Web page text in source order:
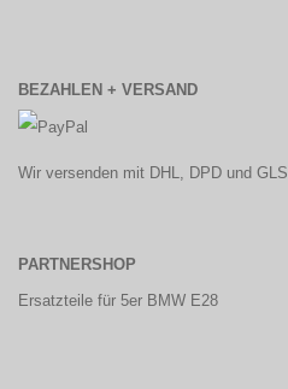
BEZAHLEN + VERSAND
Wir versenden mit DHL, DPD und GLS.
PARTNERSHOP
Ersatzteile für 5er BMW E28